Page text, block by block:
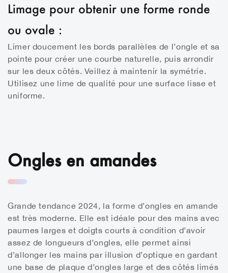
Limage pour obtenir une forme ronde
ou ovale :
Limer doucement les bords parallèles de l’ongle et sa
pointe pour créer une courbe naturelle, puis arrondir
sur les deux côtés. Veillez à maintenir la symétrie.
Utilisez une lime de qualité pour une surface lisse et
uniforme.
Ongles en amandes
Grande tendance 2024, la forme d’ongles en amande
est très moderne. Elle est idéale pour des mains avec
paumes larges et doigts courts à condition d’avoir
assez de longueurs d’ongles, elle permet ainsi
d’allonger les mains par illusion d’optique en gardant
une base de plaque d’ongles large et des côtés limés